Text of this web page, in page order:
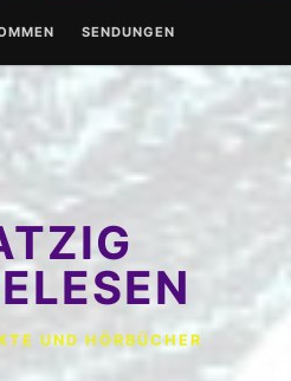
SENDUNGEN
129AKTEN
UND HÖRBÜCHER